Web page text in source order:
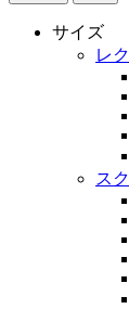
サイズ
レ
ス